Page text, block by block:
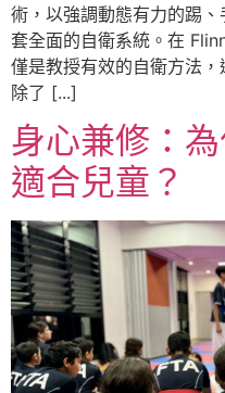
術，以強調動態有力的踢
套全面的自衛系統。在
僅是教授有效的自衛方法
除了 [...]
身心兼修：
適合兒童？